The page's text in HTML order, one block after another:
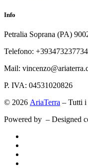
Info
Petralia Soprana (PA)
Telefono: +393473237734
Mail:
P. IVA: 04531020826
© 2026 AriaTerra – Tutti i
Powered by – Designed